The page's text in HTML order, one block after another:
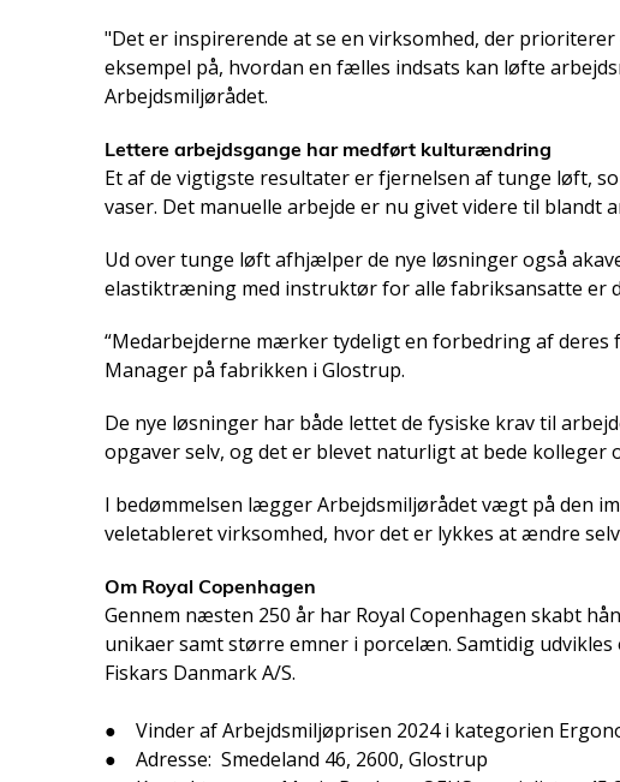
"Det er inspirerende at se en virksomhed, der
eksempel på, hvordan en fælles indsats kan løfte
Arbejdsmiljørådet.
Lettere arbejdsgange har medført kulturændring
Et af de vigtigste resultater er fjernelsen af tunge løft,
vaser. Det manuelle arbejde er nu givet videre til blandt
Ud over tunge løft afhjælper de nye løsninger også
elastiktræning med instruktør for alle fabriksansatte er
“Medarbejderne mærker tydeligt en forbedring af
Manager på fabrikken i Glostrup.
De nye løsninger har både lettet de fysiske krav til
opgaver selv, og det er blevet naturligt at bede kolleger
I bedømmelsen lægger Arbejdsmiljørådet vægt på den
veletableret virksomhed, hvor det er lykkes at ændre
Om Royal Copenhagen
Gennem næsten 250 år har Royal Copenhagen skabt
unikaer samt større emner i porcelæn. Samtidig
Fiskars Danmark A/S.
● Vinder af Arbejdsmiljøprisen 2024 i kategorien
● Adresse: Smedeland 46, 2600, Glostrup